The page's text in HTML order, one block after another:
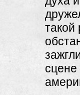
такой